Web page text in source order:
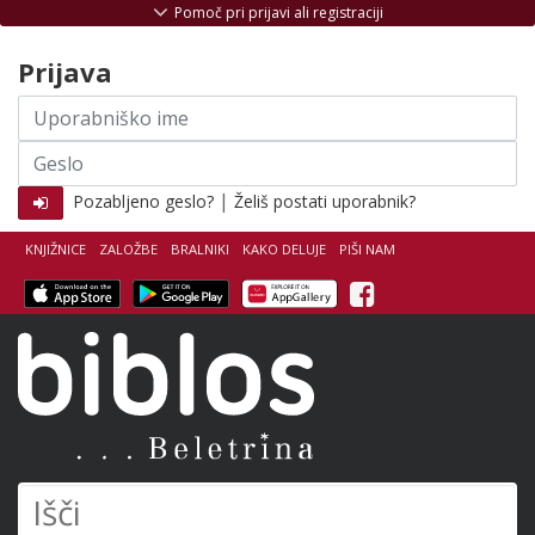
KNJIŽNICE ZALOŽBE BRALNIKI KAKO DELUJE PIŠI NAM
Facebook
Pomoč pri prijavi ali registraciji
Prijava
Uporabniško
ime
Geslo
Pozabljeno geslo? | Želiš postati uporabnik?